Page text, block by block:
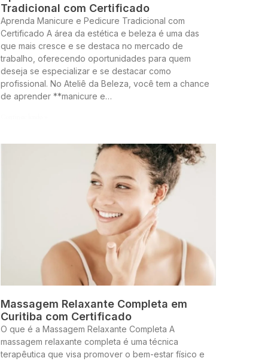
Tradicional com Certificado
Aprenda Manicure e Pedicure Tradicional com
Certificado A área da estética e beleza é uma das
que mais cresce e se destaca no mercado de
trabalho, oferecendo oportunidades para quem
deseja se especializar e se destacar como
profissional. No Ateliê da Beleza, você tem a chance
de aprender **manicure e…
Massagem Relaxante Completa em
Curitiba com Certificado
O que é a Massagem Relaxante Completa A
massagem relaxante completa é uma técnica
terapêutica que visa promover o bem-estar físico e